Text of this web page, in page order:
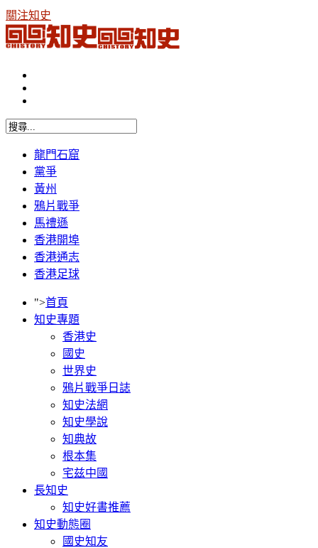
關注知史
龍門石窟
黨爭
黃州
鴉片戰爭
馬禮遜
香港開埠
香港通志
香港足球
">首頁
知史專題
香港史
國史
世界史
鴉片戰爭日誌
知史法網
知史學說
知典故
根本集
宅兹中國
長知史
知史好書推薦
知史動態圈
國史知友